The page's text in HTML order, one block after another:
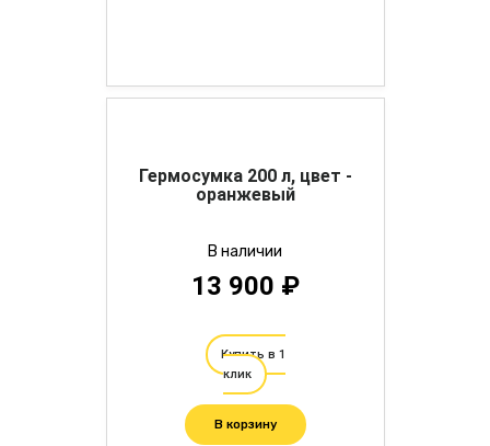
Гермосумка 200 л, цвет -
оранжевый
В наличии
13 900 ₽
Купить в 1
клик
В корзину